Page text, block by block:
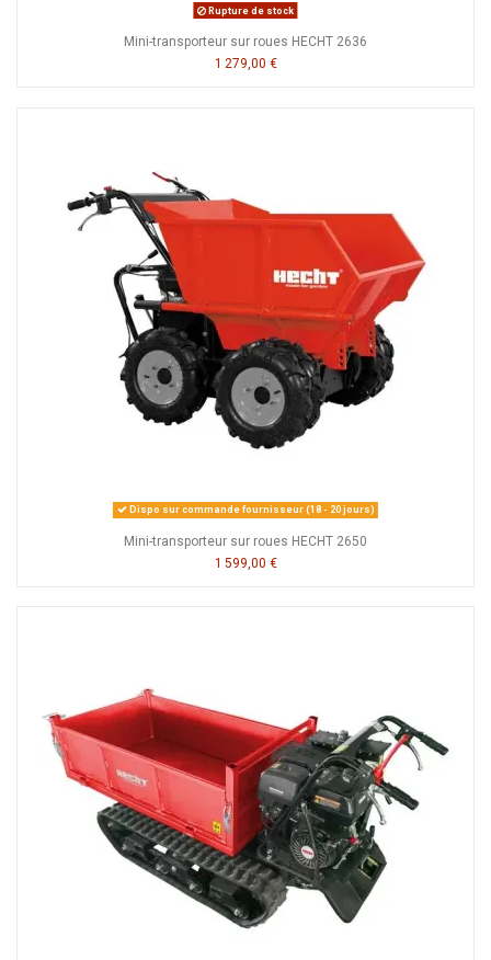
Rupture de stock
Mini-transporteur sur roues HECHT 2636
1 279,00 €
Dispo sur commande fournisseur (18 - 20 jours)
Mini-transporteur sur roues HECHT 2650
1 599,00 €